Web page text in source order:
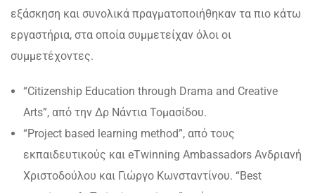
εξάσκηση και συνολικά πραγματοποιήθηκαν τα πιο κάτω
εργαστήρια, στα οποία συμμετείχαν όλοι οι
συμμετέχοντες.
“Citizenship Education through Drama and Creative
Arts”, από την Δρ Νάντια Τομασίδου.
“Project based learning method”, από τους
εκπαιδευτικούς και eTwinning Ambassadors Ανδριανή
Χριστοδούλου και Γιώργο Κωνσταντίνου. “Best